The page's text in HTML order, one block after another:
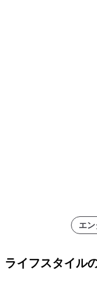
エ
ライフスタイル